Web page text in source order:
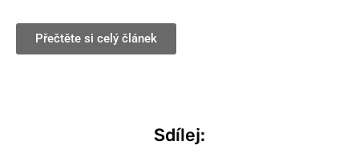
Přečtěte si celý článek
Sdílej: